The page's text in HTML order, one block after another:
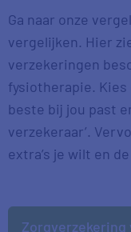
Ga naar onze
vergelijken. Hier
verzekeringen
fysiotherapie.
beste bij jou past
verzekeraar’.
extra’s je wilt en
Zorgverzekering